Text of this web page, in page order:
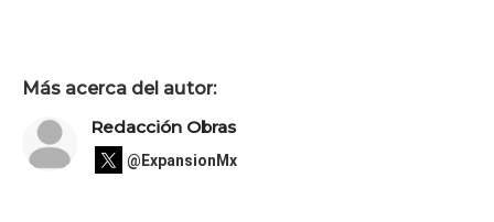
Más acerca del autor:
Redacción Obras
@ExpansionMx